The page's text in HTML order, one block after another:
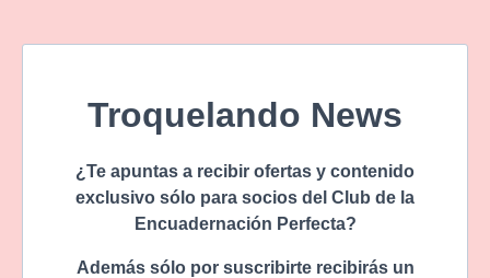
Troquelando News
¿Te apuntas a recibir ofertas y contenido
exclusivo sólo para socios del Club de la
Encuadernación Perfecta?
Además sólo por suscribirte recibirás un